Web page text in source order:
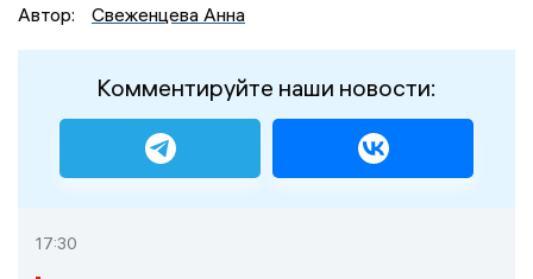
Автор:
Свеженцева Анна
Комментируйте наши новости:
17:30